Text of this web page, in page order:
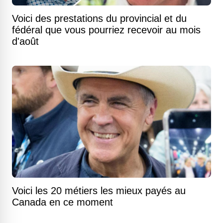
Voici des prestations du provincial et du
fédéral que vous pourriez recevoir au mois
d'août
Voici les 20 métiers les mieux payés au
Canada en ce moment